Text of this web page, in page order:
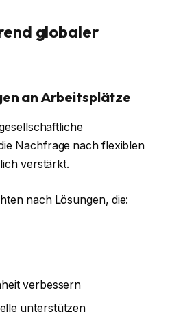
globaler
an Arbeitsplätze
Nachfrage nach flexiblen
verstärkt.
nach Lösungen, die:
verbessern
unterstützen